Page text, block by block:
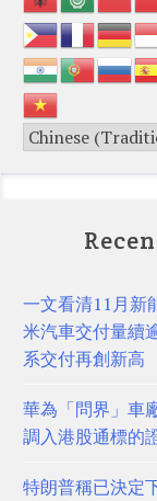
一文看清11月
米汽車交付量
系交付再創新高
華為「問界」車
調入港股通標的
特朗普稱已決定